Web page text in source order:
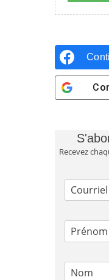
Recevez
Courriel
Prénom
Nom